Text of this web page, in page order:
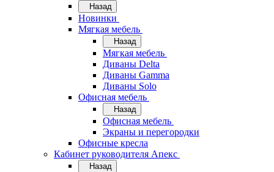
Назад
Новинки
Мягкая мебель
Назад
Мягкая мебель
Диваны Delta
Диваны Gamma
Диваны Solo
Офисная мебель
Назад
Офисная мебель
Экраны и перегородки
Офисные кресла
Кабинет руководителя Апекс
Назад